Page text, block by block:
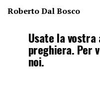
Roberto Dal Bosco
Usate la vostra
preghiera. Per
noi.